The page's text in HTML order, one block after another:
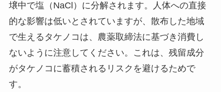
壌中で塩（NaCl）に分解されます。人体への直接
的な影響は低いとされていますが、散布した地域
で生えるタケノコは、農薬取締法に基づき消費し
ないように注意してください。これは、残留成分
がタケノコに蓄積されるリスクを避けるためで
す。